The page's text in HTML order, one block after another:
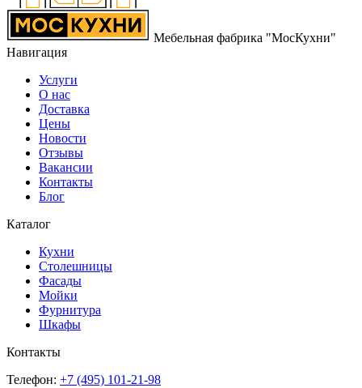
Мебельная фабрика "МосКухни"
Навигация
Услуги
О нас
Доставка
Цены
Новости
Отзывы
Вакансии
Контакты
Блог
Каталог
Кухни
Столешницы
Фасады
Мойки
Фурнитура
Шкафы
Контакты
Телефон: +7 (495) 101-21-98